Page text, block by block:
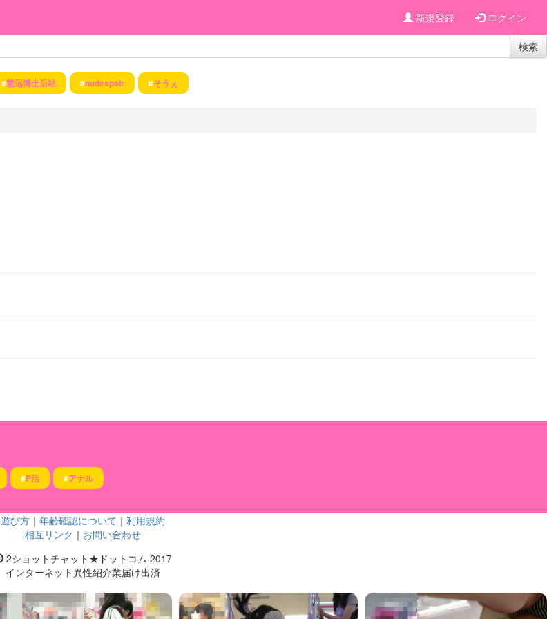
新規登録 ログイン
検索
#慧远博士后站 #nudespair #そうぇ
#P活 #アナル
遊び方 ｜ 年齢確認について ｜ 利用規約
相互リンク ｜ お問い合わせ
2ショットチャット★ドットコム 2017
インターネット異性紹介業届け出済